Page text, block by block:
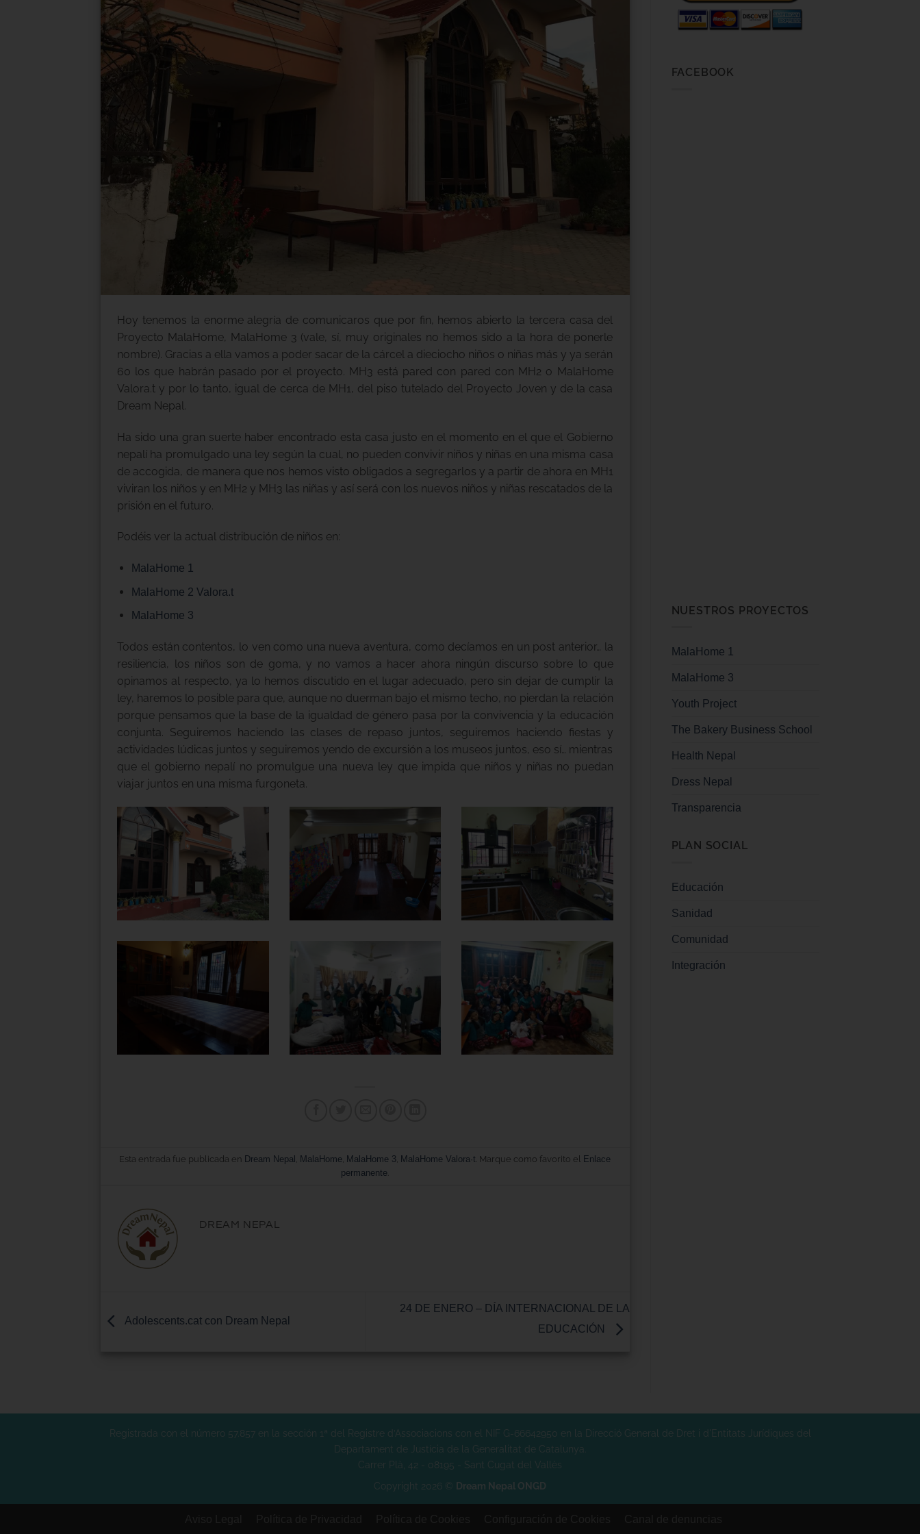
Hoy tenemos la enorme alegría de comunicaros que por fin, hemos abierto la tercera casa del
Proyecto MalaHome, MalaHome 3 (vale, sí, muy originales no hemos sido a la hora de ponerle
nombre). Gracias a ella vamos a poder sacar de la cárcel a dieciocho niños o niñas más y ya serán
60 los que habrán pasado por el proyecto. MH3 está pared con pared con MH2 o MalaHome
Valora.t y por lo tanto, igual de cerca de MH1, del piso tutelado del Proyecto Joven y de la casa
Dream Nepal.
Ha sido una gran suerte haber encontrado esta casa justo en el momento en el que el Gobierno
nepalí ha promulgado una ley según la cual, no pueden convivir niños y niñas en una misma casa
de accogida, de manera que nos hemos visto obligados a segregarlos y a partir de ahora en MH1
viviran los niños y en MH2 y MH3 las niñas y así será con los nuevos niños y niñas rescatados de la
prisión en el futuro.
Podéis ver la actual distribución de niños en:
MalaHome 1
MalaHome 2 Valora.t
MalaHome 3
Todos están contentos, lo ven como una nueva aventura, como decíamos en un post anterior… la
resiliencia, los niños son de goma, y no vamos a hacer ahora ningún discurso sobre lo que
opinamos al respecto, ya lo hemos discutido en el lugar adecuado, pero sin dejar de cumplir la
ley, haremos lo posible para que, aunque no duerman bajo el mismo techo, no pierdan la relación
porque pensamos que la base de la igualdad de género pasa por la convivencia y la educación
conjunta. Seguiremos haciendo las clases de repaso juntos, seguiremos haciendo fiestas y
actividades lúdicas juntos y seguiremos yendo de excursión a los museos juntos, eso sí… mientras
que el gobierno nepalí no promulgue una nueva ley que impida que niños y niñas no puedan
viajar juntos en una misma furgoneta.
Esta entrada fue publicada en Dream Nepal MalaHome MalaHome 3 MalaHome Valora·t . Marque como favorito el Enlace
permanente
DREAM NEPAL
Adolescents.cat con Dream Nepal
24 DE ENERO – DÍA INTERNACIONAL DE LA
EDUCACIÓN
FACEBOOK
NUESTROS PROYECTOS
MalaHome 1
MalaHome 3
Youth Project
The Bakery Business School
Health Nepal
Dress Nepal
Transparencia
PLAN SOCIAL
Educación
Sanidad
Comunidad
Integración
Registrada con el número 57.857 en la sección 1ª del Registre d’Associacions con el NIF G-66642950 en la Direcció General de Dret i d'Entitats Jurídiques del
Departament de Justícia de la Generalitat de Catalunya.
Carrer Plà, 42 - 08195 - Sant Cugat del Vallès
Copyright 2026 © Dream Nepal ONGD